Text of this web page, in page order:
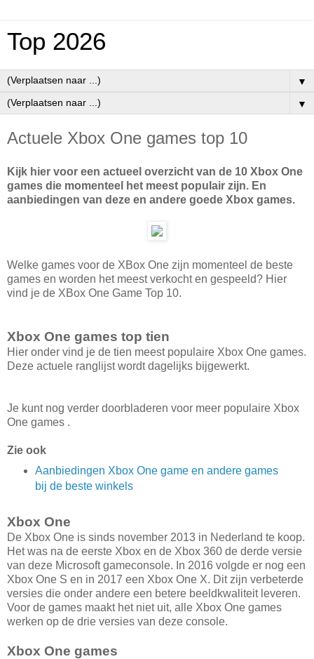
Top 2026
▼
▼
Actuele Xbox One games top 10
Kijk hier voor een actueel overzicht van de 10 Xbox One
games die momenteel het meest populair zijn. En
aanbiedingen van deze en andere goede Xbox games.
Welke games voor de XBox One zijn momenteel de beste
games en worden het meest verkocht en gespeeld? Hier
vind je de XBox One Game Top 10.
Xbox One games top tien
Hier onder vind je de tien meest populaire Xbox One games.
Deze actuele ranglijst wordt dagelijks bijgewerkt.
Je kunt nog verder doorbladeren voor meer populaire Xbox
One games .
Zie ook
Aanbiedingen Xbox One game en andere games
bij de beste winkels
Xbox One
De Xbox One is sinds november 2013 in Nederland te koop.
Het was na de eerste Xbox en de Xbox 360 de derde versie
van deze Microsoft gameconsole. In 2016 volgde er nog een
Xbox One S en in 2017 een Xbox One X. Dit zijn verbeterde
versies die onder andere een betere beeldkwaliteit leveren.
Voor de games maakt het niet uit, alle Xbox One games
werken op de drie versies van deze console.
Xbox One games